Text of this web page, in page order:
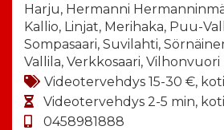
Harju, Hermanni
Kallio, Linjat, Merihaka, Puu-
Sompasaari, Suvilahti,
Vallila, Verkkosaari, Vilhonvuori
Videotervehdys 15-30 €,
Videotervehdys 2-5 min,
0458981888